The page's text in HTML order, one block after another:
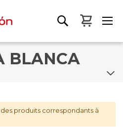
Mon
BLANCA
produits correspondants à